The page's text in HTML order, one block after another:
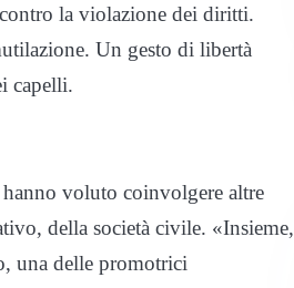
la violazione dei diritti.
Un gesto di libertà
capelli.
voluto coinvolgere altre
della società civile. «Insieme,
una delle promotrici